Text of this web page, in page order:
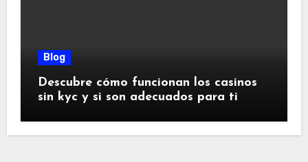
Blog
Descubre cómo funcionan los casinos
sin kyc y si son adecuados para ti